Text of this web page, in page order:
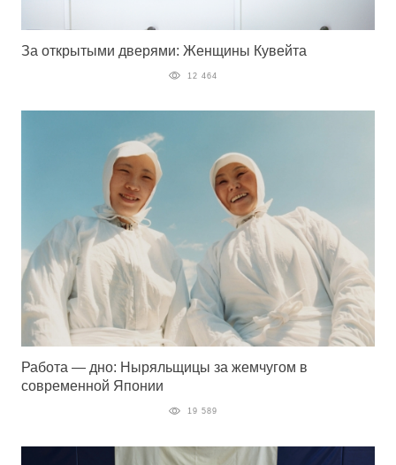
За открытыми дверями: Женщины Кувейта
12 464
Работа — дно: Ныряльщицы за жемчугом в
современной Японии
19 589